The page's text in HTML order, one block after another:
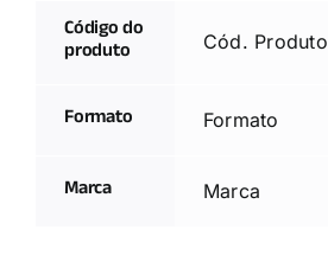
Código do
produto Cód. Produto
Formato Formato
Marca Marca